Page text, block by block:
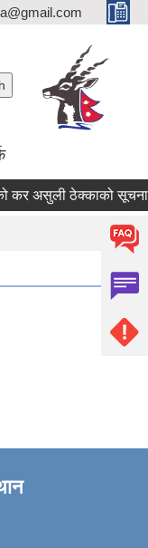
कर असुली ठेक्काको